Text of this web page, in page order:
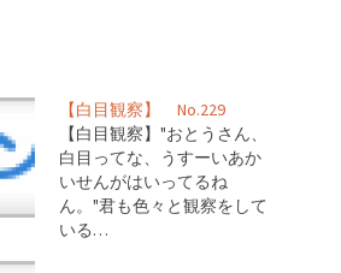
【白目観察】 No.229
【白目観察】"おとうさん、
白目ってな、うすーいあか
いせんがはいってるね
ん。"君も色々と観察をして
いる…